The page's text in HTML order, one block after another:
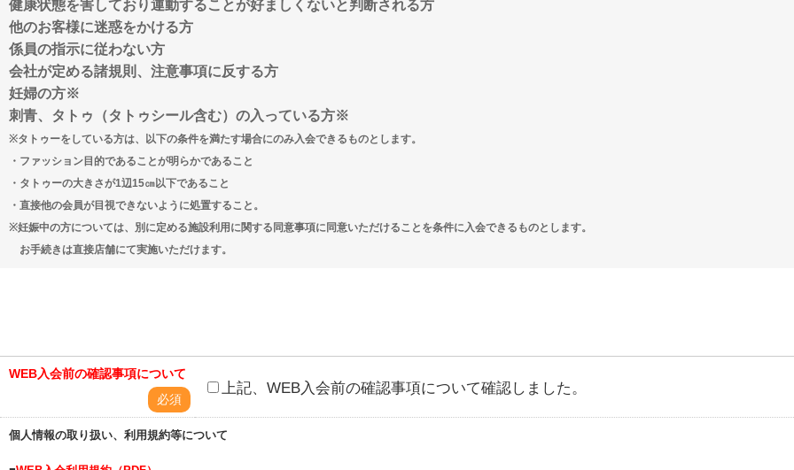
健康状態を害しており運動することが好ましくないと判断される方
他のお客様に迷惑をかける方
係員の指示に従わない方
会社が定める諸規則、注意事項に反する方
妊婦の方※
刺青、タトゥ（タトゥシール含む）の入っている方※
※タトゥーをしている方は、以下の条件を満たす場合にのみ入会できるものとします。
・ファッション目的であることが明らかであること
・タトゥーの大きさが1辺15㎝以下であること
・直接他の会員が目視できないように処置すること。
※妊娠中の方については、別に定める施設利用に関する同意事項に同意いただけることを条件に入会できるものとします。
お手続きは直接店舗にて実施いただけます。
WEB入会前の確認事項について
必須
上記、WEB入会前の確認事項について確認しました。
個人情報の取り扱い、利用規約等について